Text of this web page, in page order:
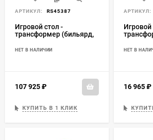
АРТИКУЛ: RS45387
Игровой стол -
трансформер (бильярд,
теннис) "Twister" (дуб)
НЕТ В НАЛИЧИИ
107 925
КУПИТЬ В 1 КЛИК
АРТИКУЛ:
Игровой
футбол,
НЕТ В
16 965